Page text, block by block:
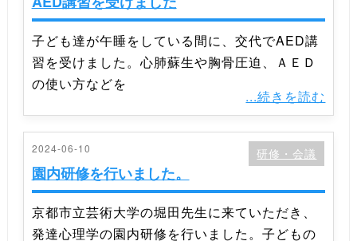
子ども達が午睡をしている間に、交代でAED講
習を受けました。心肺蘇生や胸骨圧迫、ＡＥＤ
の使い方などを
...続きを読む
2024-06-10
園内研修を行いました。
研修・会議
京都市立芸術大学の堀田先生に来ていただき、
発達心理学の園内研修を行いました。子どもの